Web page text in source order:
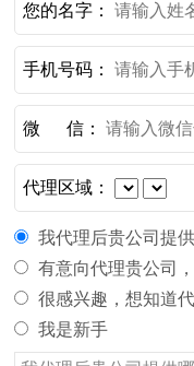
您的名字：
手机号码：
微 信：
代理区域：
我代理后贵公司提
有意向代理贵公司
很感兴趣，想知道
我是新手